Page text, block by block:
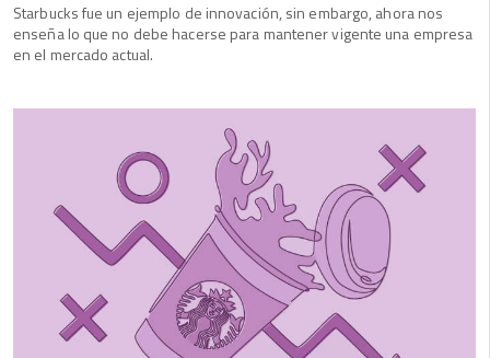
Starbucks fue un ejemplo de innovación, sin embargo, ahora nos
enseña lo que no debe hacerse para mantener vigente una empresa
en el mercado actual.